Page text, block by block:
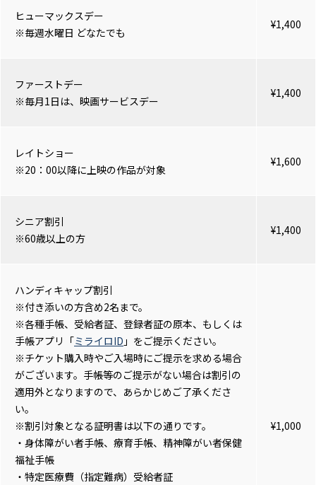
ヒューマックスデー
※毎週水曜日 どなたでも
¥1,400
ファーストデー
※毎月1日は、映画サービスデー
¥1,400
レイトショー
※20：00以降に上映の作品が対象
¥1,600
シニア割引
※60歳以上の方
¥1,400
ハンディキャップ割引
※付き添いの方含め2名まで。
※各種手帳、受給者証、登録者証の原本、もしくは
手帳アプリ「ミライロID 」をご提示ください。
※チケット購入時やご入場時にご提示を求める場合
がございます。手帳等のご提示がない場合は割引の
適用外となりますので、あらかじめご了承くださ
い。
※割引対象となる証明書は以下の通りです。
・身体障がい者手帳、療育手帳、精神障がい者保健
福祉手帳
・特定医療費（指定難病）受給者証
¥1,000